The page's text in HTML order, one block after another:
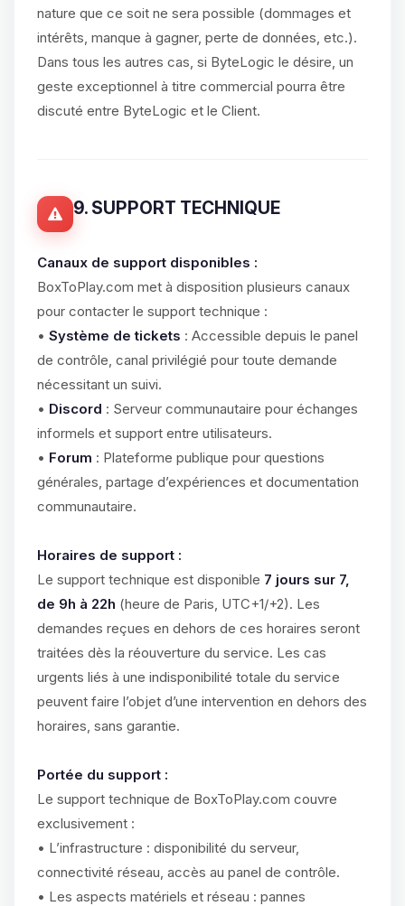
nature que ce soit ne sera possible (dommages et
intérêts, manque à gagner, perte de données, etc.).
Dans tous les autres cas, si ByteLogic le désire, un
geste exceptionnel à titre commercial pourra être
discuté entre ByteLogic et le Client.
9. SUPPORT TECHNIQUE
Canaux de support disponibles :
BoxToPlay.com met à disposition plusieurs canaux
pour contacter le support technique :
• Système de tickets : Accessible depuis le panel
de contrôle, canal privilégié pour toute demande
nécessitant un suivi.
• Discord : Serveur communautaire pour échanges
informels et support entre utilisateurs.
• Forum : Plateforme publique pour questions
générales, partage d’expériences et documentation
communautaire.
Horaires de support :
Le support technique est disponible 7 jours sur 7,
de 9h à 22h (heure de Paris, UTC+1/+2). Les
demandes reçues en dehors de ces horaires seront
traitées dès la réouverture du service. Les cas
urgents liés à une indisponibilité totale du service
peuvent faire l’objet d’une intervention en dehors des
horaires, sans garantie.
Portée du support :
Le support technique de BoxToPlay.com couvre
exclusivement :
• L’infrastructure : disponibilité du serveur,
connectivité réseau, accès au panel de contrôle.
• Les aspects matériels et réseau : pannes